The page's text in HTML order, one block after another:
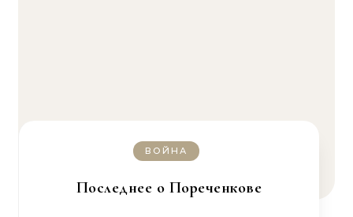
ВОЙНА
Последнее о Пореченкове